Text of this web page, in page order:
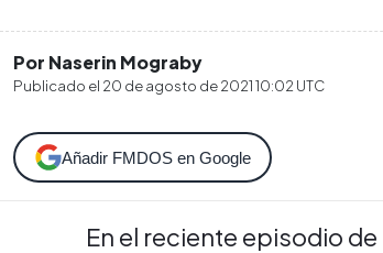
Por Naserin Mograby
Publicado el 20 de agosto de 2021 10:02 UTC
Añadir FMDOS en Google
En el reciente episodio de